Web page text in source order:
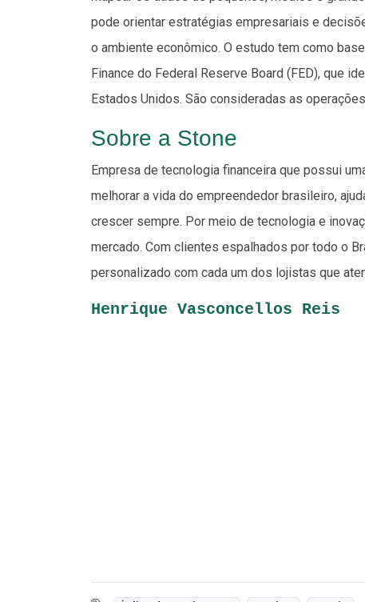
pode orientar estratégias empresariais e
o ambiente econômico. O estudo tem como
Finance do Federal Reserve Board (FED), que
Estados Unidos. São consideradas as
Sobre a Stone
Empresa de tecnologia financeira que possui
melhorar a vida do empreendedor brasileiro,
crescer sempre. Por meio de tecnologia e
mercado. Com clientes espalhados por todo o
personalizado com cada um dos lojistas que
Henrique Vasconcellos Reis